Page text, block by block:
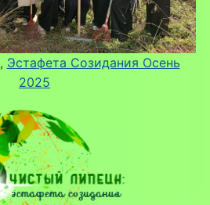
, Эстафета Созидания Осень
2025